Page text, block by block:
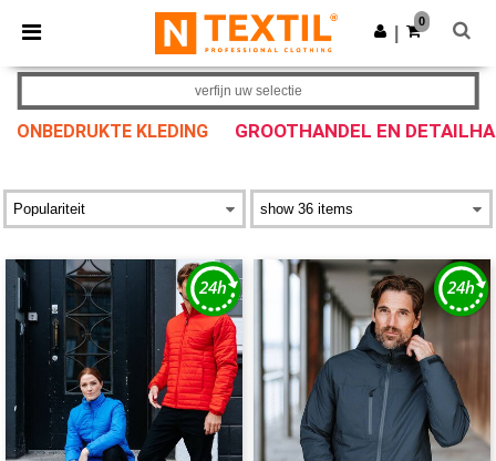
× Ntextil-app
Betere prijzen in de app!
Download app
0
ONBEDRUKTE KLEDING GROOTHANDEL EN
verfijn uw selectie